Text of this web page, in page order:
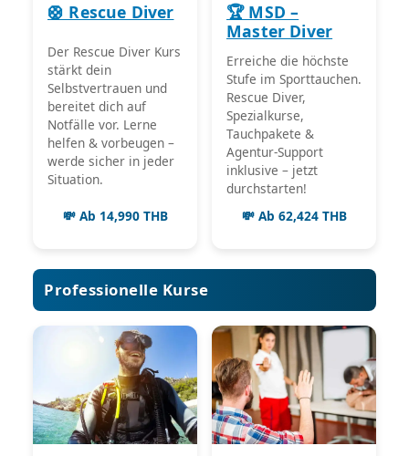
🛟 Rescue Diver
Der Rescue Diver Kurs
stärkt dein
Selbstvertrauen und
bereitet dich auf
Notfälle vor. Lerne
helfen & vorbeugen –
werde sicher in jeder
Situation.
💸 Ab 14,990 THB
🏆 MSD –
Master Diver
Erreiche die höchste
Stufe im Sporttauchen.
Rescue Diver,
Spezialkurse,
Tauchpakete &
Agentur-Support
inklusive – jetzt
durchstarten!
💸 Ab 62,424 THB
Professionelle Kurse